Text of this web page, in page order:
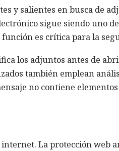
y salientes en busca de
sigue siendo uno
es crítica para la
los adjuntos antes de
también emplean
no contiene
La protección web